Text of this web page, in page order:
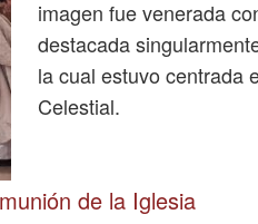
imagen fue venerada
destacada
la cual estuvo centrada
Celestial.
de la Iglesia